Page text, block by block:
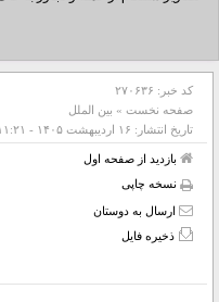
کد خبر: ۲۷۰۶۳۶
صفحه نخست » بین الملل
تاریخ انتشار: ۱۶ ارديبهشت ۱۴۰۵ - ۱۱:۲۱
بازدید از صفحه اول
نسخه چاپی
ارسال به دوستان
ذخیره فایل